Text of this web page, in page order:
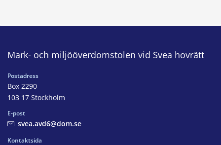
Mark- och miljööverdomstolen vid Svea hovrätt
Postadress
Box 2290
103 17 Stockholm
E-post
svea.avd6@dom.se
Kontaktsida